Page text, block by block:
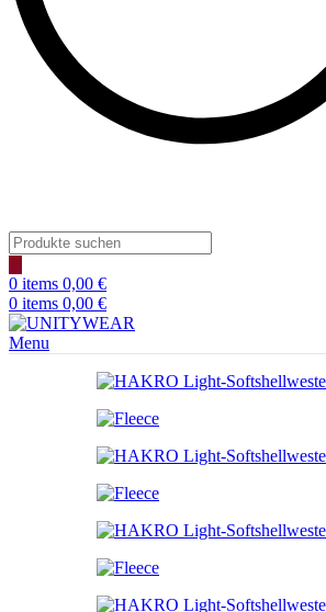
Products
search
0 items 0,00 €
0 items 0,00 €
Menu